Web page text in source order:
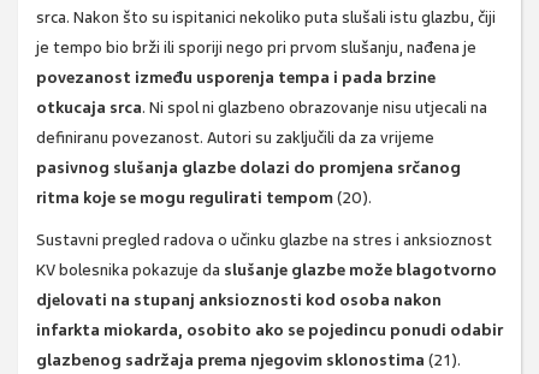
srca. Nakon što su ispitanici nekoliko puta slušali istu glazbu, čiji
je tempo bio brži ili sporiji nego pri prvom slušanju, nađena je
povezanost između usporenja tempa i pada brzine
otkucaja srca. Ni spol ni glazbeno obrazovanje nisu utjecali na
definiranu povezanost. Autori su zaključili da za vrijeme
pasivnog slušanja glazbe dolazi do promjena srčanog
ritma koje se mogu regulirati tempom(20).
Sustavni pregled radova o učinku glazbe na stres i anksioznost
KV bolesnika pokazuje da slušanje glazbe može blagotvorno
djelovati na stupanj anksioznosti kod osoba nakon
infarkta miokarda, osobito ako se pojedincu ponudi odabir
glazbenog sadržaja prema njegovim sklonostima (21).